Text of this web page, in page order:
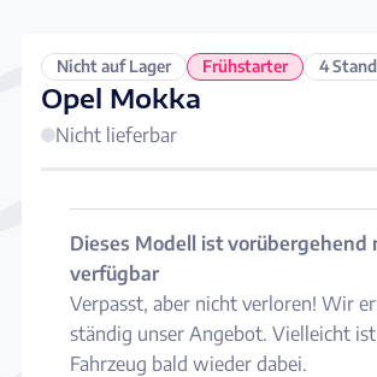
Nicht auf Lager Frühstarter 4
Opel Mokka
Nicht lieferbar
Dieses Modell ist vorübergehend
verfügbar
Verpasst, aber nicht verloren! Wir
ständig unser Angebot. Vielleicht
Fahrzeug bald wieder dabei.